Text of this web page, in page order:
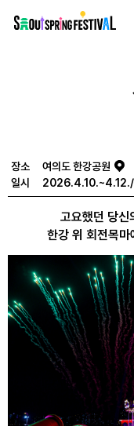
프로그램 > 여의도 한강공원 >
장소
여의도 한강공원
일시
고요했던 당신
한강 위 회전목